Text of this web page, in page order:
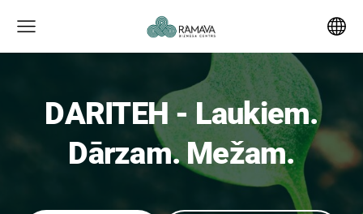
DARITEH - Laukiem.
Dārzam. Mežam.